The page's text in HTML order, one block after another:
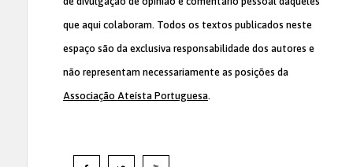
que aqui colaboram. Todos os textos publicados neste
espaço são da exclusiva responsabilidade dos autores e
não representam necessariamente as posições da
Associação Ateísta Portuguesa.